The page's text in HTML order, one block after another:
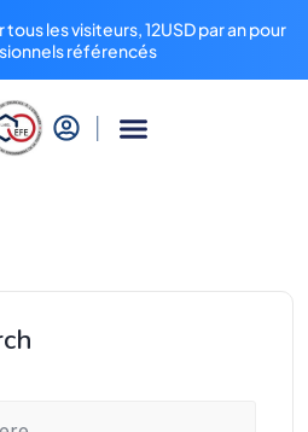
les visiteurs, 12USD par an pour
référencés